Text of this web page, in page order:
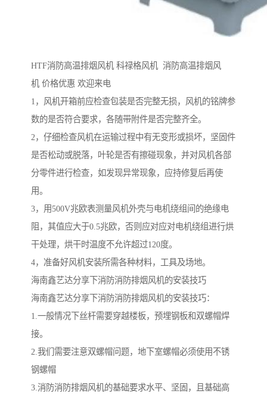
HTF消防高温排烟风机 科禄格风机 消防高温排烟风
机 价格优惠 欢迎来电
1，风机开箱前应检查包装是否完整无损，风机的铭牌参
数的是否符合要求，各随带附件是否完整齐全。
2，仔细检查风机在运输过程中有无变形或损坏，坚固件
是否松动或脱落，叶轮是否有擦碰现象，并对风机各部
分零件进行检查，如发现异常现象，应持修复后再使
用。
3，用500V兆欧表测量风机外壳与电机绕组间的绝缘电
阻，其值应大于0.5兆欧，否则应对应对电机绕组进行烘
干处理，烘干时温度不允许超过120度。
4，准备好风机安装所需各种材料，工具及场地。
海南鑫艺达分享下消防消防排烟风机的安装技巧
海南鑫艺达分享下消防消防排烟风机的安装技巧：
1.一般情况下丝杆需要穿越楼板，预埋钢板和双螺帽焊
接。
2.我们需要注意双螺帽问题，地下室螺帽必须使用不锈
钢螺帽
3.消防消防排烟风机的基础要求水平、坚固，且基础高